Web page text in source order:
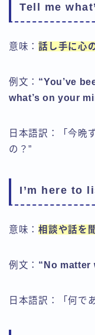
Tell me
意味：話し手に心
例文： “You’ve
what’s on your
日本語訳：「今晩
の？”
I’m here to
意味：相談や話を
例文： “No matter
日本語訳：「何で